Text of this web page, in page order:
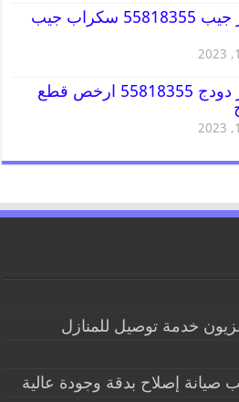
قطع غيار جيب 55818355 سكراب جيب
قطع غيار دودج 55818355 ارخص قطع
خدمة توصيل للمنازل
صيانة إصلاح بدقة وجودة عالية